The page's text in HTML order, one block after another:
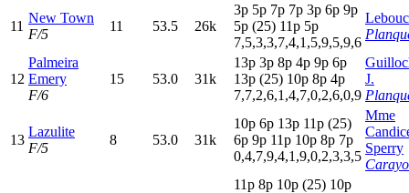
11
New Town
F/5
11 53.5 26k
3p 5p 7p 7p 3p 6p 9p
5p (25) 11p 5p
7,5,3,3,7,4,1,5,9,5,9,6
12
Palmeira
Emery
F/6
15 53.0 31k
13p 3p 8p 4p 9p 6p
13p (25) 10p 8p 4p
7,7,2,6,1,4,7,0,2,6,0,9
J.
13
Lazulite
F/5
8 53.0 31k
10p 6p 13p 11p (25)
6p 9p 11p 10p 8p 7p
0,4,7,9,4,1,9,0,2,3,3,5
Mme
Sperry
11p 8p 10p (25) 10p